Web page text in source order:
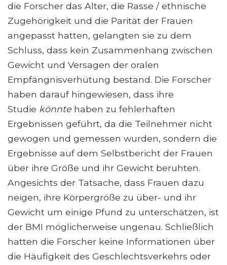
die Forscher das Alter, die Rasse / ethnische
Zugehörigkeit und die Parität der Frauen
angepasst hatten, gelangten sie zu dem
Schluss, dass kein Zusammenhang zwischen
Gewicht und Versagen der oralen
Empfängnisverhütung bestand. Die Forscher
haben darauf hingewiesen, dass ihre
Studie könnte haben zu fehlerhaften
Ergebnissen geführt, da die Teilnehmer nicht
gewogen und gemessen wurden, sondern die
Ergebnisse auf dem Selbstbericht der Frauen
über ihre Größe und ihr Gewicht beruhten.
Angesichts der Tatsache, dass Frauen dazu
neigen, ihre Körpergröße zu über- und ihr
Gewicht um einige Pfund zu unterschätzen, ist
der BMI möglicherweise ungenau. Schließlich
hatten die Forscher keine Informationen über
die Häufigkeit des Geschlechtsverkehrs oder